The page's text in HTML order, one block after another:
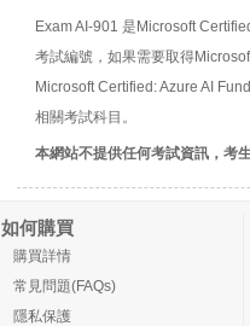
Exam AI-901 是Microsoft
考試編號，如果需要取得
Microsoft Certified: Azure AI
相關考試科目。
本網站不提供任何考試資訊，考
如何購買
購買詳情
常見問題(FAQs)
隱私保護